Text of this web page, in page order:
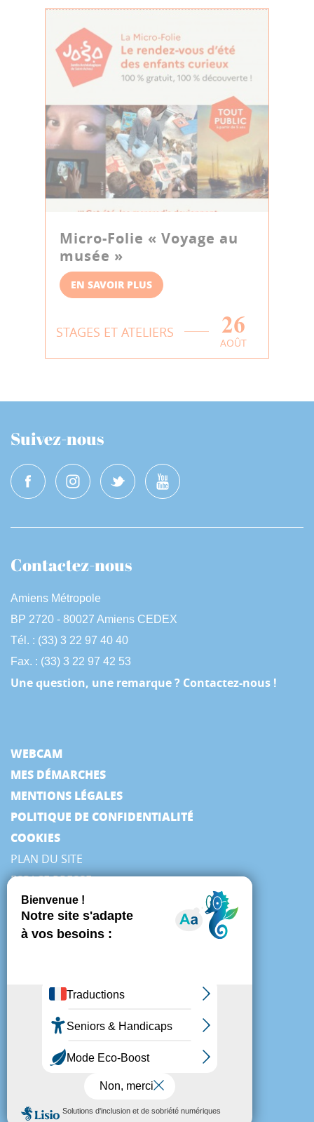
Micro-Folie « Voyage au
musée »
EN SAVOIR PLUS
STAGES ET ATELIERS 26
AOÛT
Suivez-nous
Contactez-nous
Amiens Métropole
BP 2720 - 80027 Amiens CEDEX
Tél. : (33) 3 22 97 40 40
Fax. : (33) 3 22 97 42 53
Une question, une remarque ? Contactez-nous !
WEBCAM
MES DÉMARCHES
MENTIONS LÉGALES
POLITIQUE DE CONFIDENTIALITÉ
COOKIES
PLAN DU SITE
ESPACE PRESSE